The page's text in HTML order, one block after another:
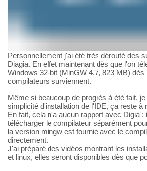
Personnellement j'ai été très dérouté des
Diagia. En effet maintenant dès que l'on
Windows 32-bit (MinGW 4.7, 823 MB) dès
compilateurs surviennent.
Même si beaucoup de progrès à été fait,
simplicité d'installation de l'IDE, ça reste à
En fait, cela n'a aucun rapport avec Digia :
télécharger le compilateur séparément
la version mingw est fournie avec le
directement.
J'ai préparé des vidéos montrant les
et linux, elles seront disponibles dès que